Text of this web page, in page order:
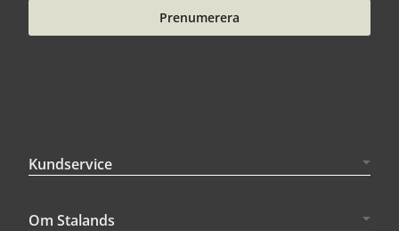
Prenumerera
Kundservice
Om Stalands